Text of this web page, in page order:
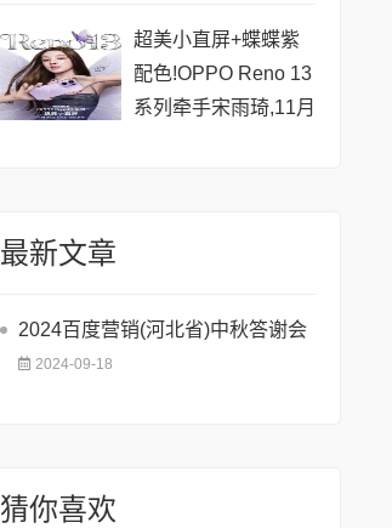
超美小直屏+蝶蝶紫
配色!OPPO Reno 13
系列牵手宋雨琦,11月
最新文章
2024百度营销(河北省)中秋答谢会
2024-09-18
猜你喜欢